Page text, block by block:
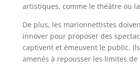
artistiques, comme le théâtre ou
De plus, les marionnettistes
innover pour proposer des
captivent et émeuvent le public.
amenés à repousser les limites